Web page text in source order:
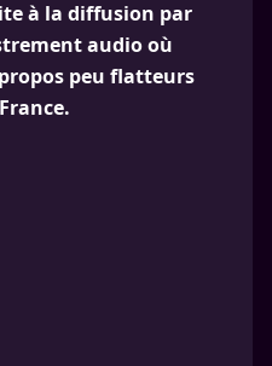
à la diffusion par
audio où
peu flatteurs